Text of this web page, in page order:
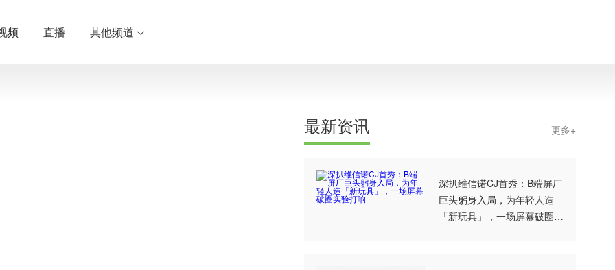
频 直播 其他频道
最新资讯 更多+
深扒维信诺CJ首秀：B端屏厂
巨头躬身入局，为年轻人造
「新玩具」，一场屏幕破圈实